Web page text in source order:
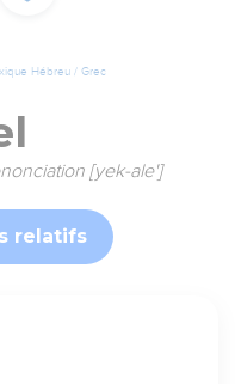
Hébreu / Grec
[yek-ale']
relatifs